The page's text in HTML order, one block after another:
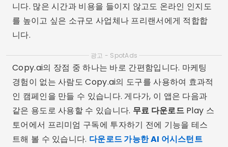
니다. 많은 시간과 비용을 들이지 않고도 온라인 인지도
를 높이고 싶은 소규모 사업체나 프리랜서에게 적합합
니다.
광고 - SpotAds
Copy.ai의 장점 중 하나는 바로 간편함입니다. 마케팅
경험이 없는 사람도 Copy.ai의 도구를 사용하여 효과적
인 캠페인을 만들 수 있습니다. 게다가, 이 앱은 다음과
같은 용도로 사용할 수 있습니다. 무료 다운로드Play 스
토어에서 프리미엄 구독에 투자하기 전에 기능을 테스
트해 볼 수 있습니다. 다운로드 가능한 AI 어시스턴트